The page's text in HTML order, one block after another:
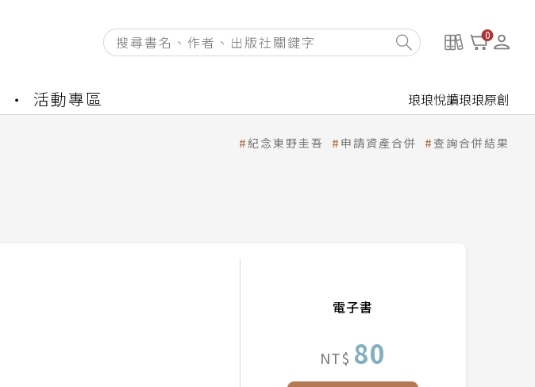
0
活動專區 琅琅悅讀琅琅原創
紀念東野圭吾 申請資產合併 查詢合併結果
電子書
NT$ 80